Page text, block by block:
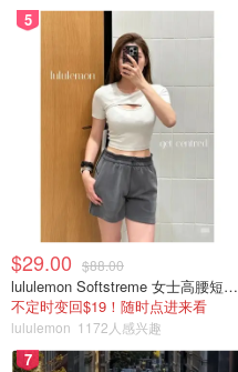
5
$29.00 $88.00
lululemon Softstreme 女士高腰短裤 10cm
不定时变回$19！随时点进来看
lululemon 1172人感兴趣
7